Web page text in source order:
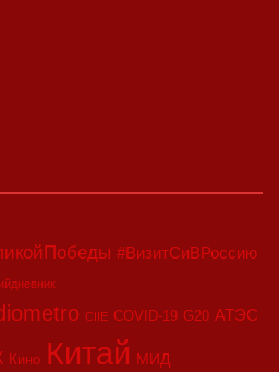
#ВизитСиВРоссию
CIIE COVID-19 G20 АТЭС
Кино Китай МИД